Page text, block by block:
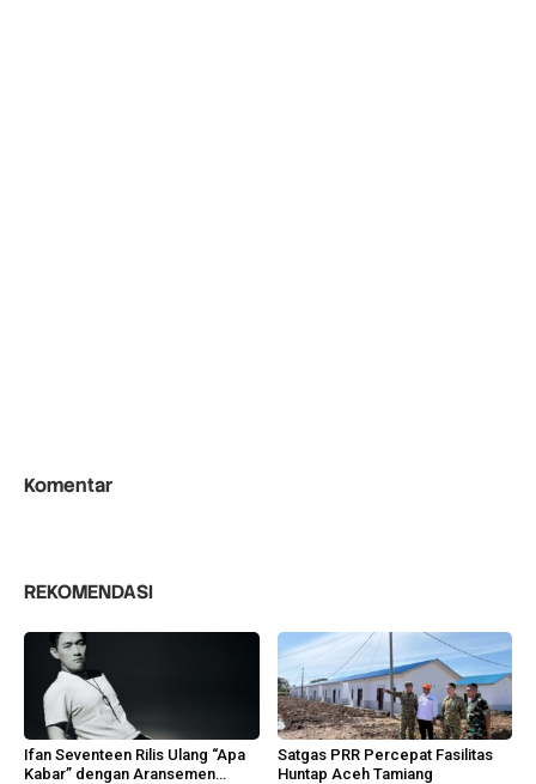
Komentar
REKOMENDASI
Ifan Seventeen Rilis Ulang “Apa
Kabar” dengan Aransemen
Satgas PRR Percepat Fasilitas
Huntap Aceh Tamiang